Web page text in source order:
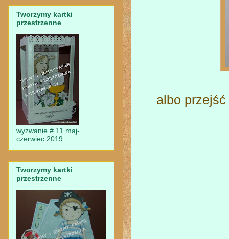
albo
Tworzymy kartki
przestrzenne
wyzwanie # 11 maj-
czerwiec 2019
Tworzymy kartki
przestrzenne